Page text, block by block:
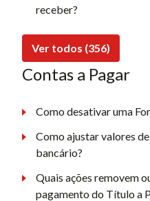
receber?
Ver todos (356)
Contas a Pagar
Como desativar uma
Como ajustar valores
bancário?
Quais ações removem
pagamento do Título a